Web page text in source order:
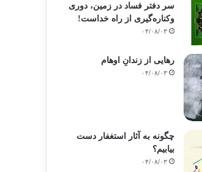
سر دفتر فساد در زمین‌، دوری
وکناره‌گیری از راه خداست‌!
۰۴/۰۸/۰۳
رهایی از زندانِ اوهام
۰۴/۰۸/۰۳
چگونه به آثار استغفار دست
بیابیم؟
۰۴/۰۸/۰۳